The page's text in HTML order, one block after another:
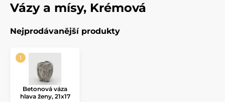
Vázy a mísy, Krémová
Nejprodávanější produkty
Betonová váza
hlava ženy, 21x17